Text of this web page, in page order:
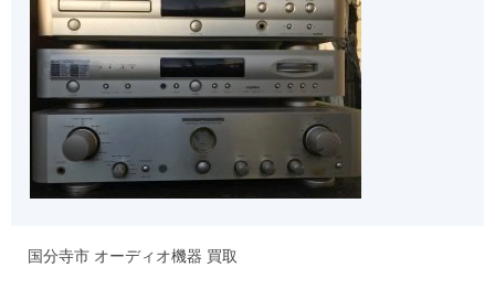
国分寺市 オーディオ機器 買取